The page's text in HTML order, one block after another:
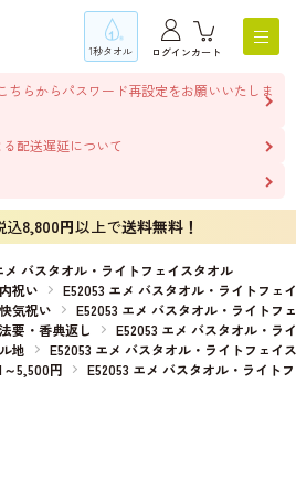
1秒タオル ログインカート
ちらからパスワード再設定をお願いいたしま
配送遅延について
込8,800円以上で送料無料！
メ バスタオル・ライトフェイスタオル
内祝い
E52053 エメ バスタオル・ライトフェ
快気祝い
E52053 エメ バスタオル・ライトフ
法要・香典返し
E52053 エメ バスタオル・ラ
地
E52053 エメ バスタオル・ライトフェイ
～5,500円 E52053 エメ バスタオル・ライト